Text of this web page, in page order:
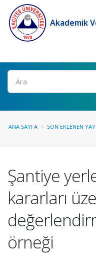
Akademik
Ara
ANA SAYFA SON EKLENEN
Şantiye
kararları
örneği